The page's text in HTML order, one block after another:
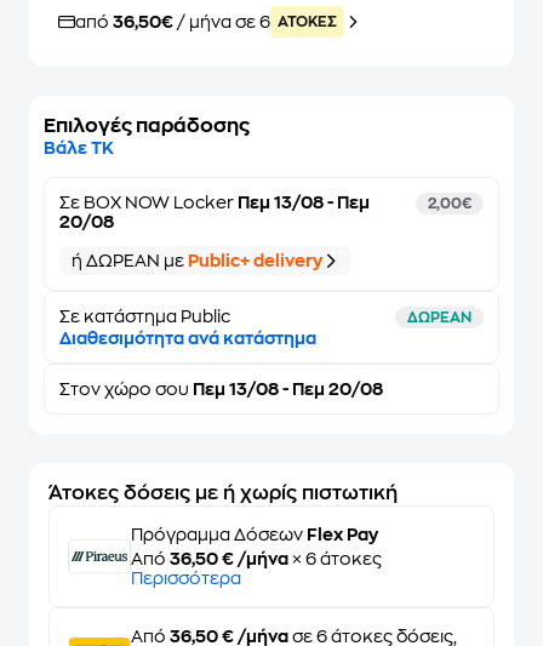
από 36,50€ / μήνα σε 6 ATOKEΣ
Επιλογές παράδοσης
Βάλε ΤΚ
Σε BOX NOW Locker Πεμ 13/08 - Πεμ
20/08
2,00€
ή ΔΩΡΕΑΝ με Public+ delivery
Σε κατάστημα Public ΔΩΡΕΑΝ
Διαθεσιμότητα ανά κατάστημα
Στον χώρο σου Πεμ 13/08 - Πεμ 20/08
Άτοκες δόσεις με ή χωρίς πιστωτική
Πρόγραμμα Δόσεων Flex Pay
Από 36,50 € /μήνα × 6 άτοκες
Περισσότερα
Από 36,50 € /μήνα σε 6 άτοκες δόσεις,